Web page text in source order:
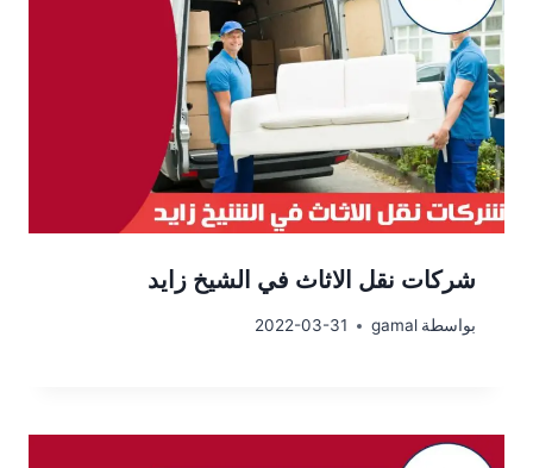
شركات نقل الاثاث في الشيخ زايد
بواسطة gamal
2022-03-31